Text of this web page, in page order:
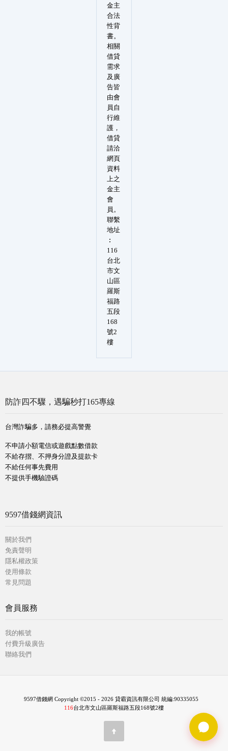
金主
合法
性背
書。
相關
借貸
需求
及廣
告皆
由會
員自
行維
護，
借貸
請洽
網頁
資料
上之
金主
會
員。
聯繫
地址
︰
116
台北
市文
山區
羅斯
福路
五段
168
號2
樓
防詐四不驟，遇騙秒打165專線
台灣詐騙多，請務必提高警覺
不申請小額電信或遊戲點數借款
不給存摺、不押身分證及提款卡
不給任何事先費用
不提供手機驗證碼
9597借錢網資訊
關於我們
免責聲明
隱私權政策
使用條款
常見問題
會員服務
我的帳號
付費升級廣告
聯絡我們
9597借錢網 Copyright ©2015 - 2026 貸霸資訊有限公司 統編:90335055
116台北市文山區羅斯福路五段168號2樓